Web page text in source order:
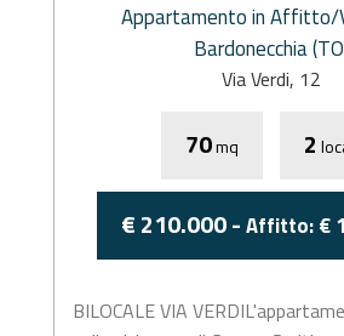
Appartamento in Affitto/
Bardonecchia
Via Verdi, 12
70mq 2
€ 210.000 - Affitto: €
BILOCALE VIA